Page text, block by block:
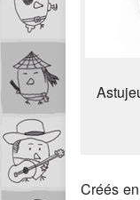
Créés